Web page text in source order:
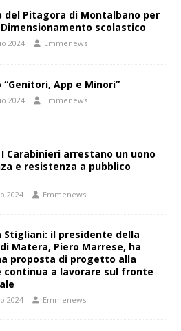
del Pitagora di Montalbano per
scolastico
2024 Emmenews
“Genitori, App e Minori”
2024 Emmenews
Carabinieri arrestano un uono
e resistenza a pubblico
2024 Emmenews
Stigliani: il presidente della
Matera, Piero Marrese, ha
proposta di progetto alla
continua a lavorare sul fronte
2024 Emmenews